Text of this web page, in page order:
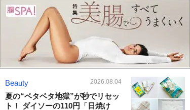
Beauty 2026.08.04
夏の“ベタベタ地獄”が秒でリセッ
ト！ ダイソーの110円「日焼け